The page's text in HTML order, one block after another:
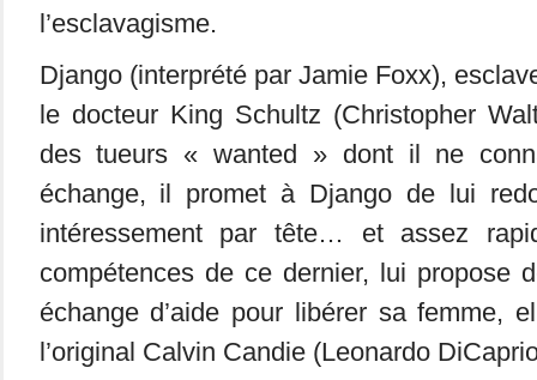
l’esclavagisme.
Django (interprété par Jamie Foxx),
le docteur King Schultz (Christopher
des tueurs « wanted » dont il ne
échange, il promet à Django de lui
intéressement par tête… et assez
compétences de ce dernier, lui propose
échange d’aide pour libérer sa femme,
l’original Calvin Candie (Leonardo